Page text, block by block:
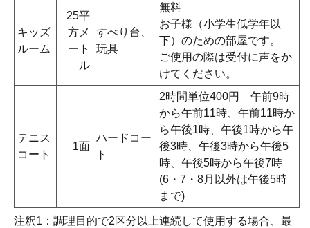
キッズ
ルーム
25平
方メ
ート
ル
すべり台、
玩具
無料
お子様（小学生低学年以
下）のための部屋です。
ご使用の際は受付に声をか
けてください。
テニス
コート
1面
ハードコー
ト
2時間単位400円 午前9時
から午前11時、午前11時か
ら午後1時、午後1時から午
後3時、午後3時から午後5
時、午後5時から午後7時
(6・7・8月以外は午後5時
まで)
注釈1：調理目的で2区分以上連続して使用する場合、最